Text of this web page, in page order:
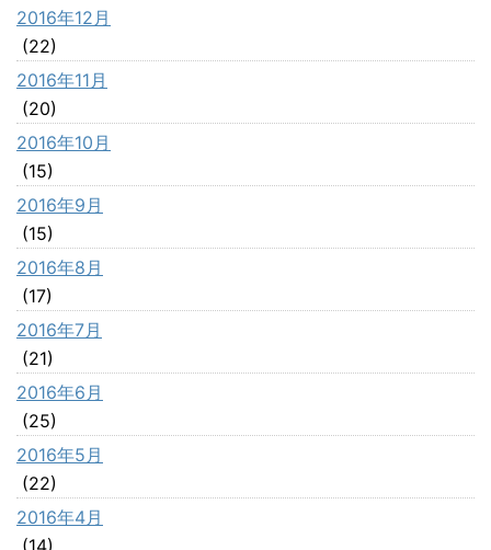
2016年12月
(22)
2016年11月
(20)
2016年10月
(15)
2016年9月
(15)
2016年8月
(17)
2016年7月
(21)
2016年6月
(25)
2016年5月
(22)
2016年4月
(14)